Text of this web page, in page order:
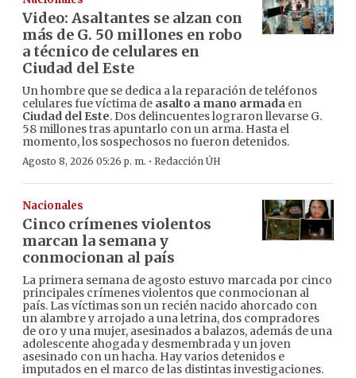
Video: Asaltantes se alzan con
más de G. 50 millones en robo
a técnico de celulares en
Ciudad del Este
Un hombre que se dedica a la reparación de teléfonos
celulares fue víctima de asalto a mano armada en
Ciudad del Este. Dos delincuentes lograron llevarse G.
58 millones tras apuntarlo con un arma. Hasta el
momento, los sospechosos no fueron detenidos.
Agosto 8, 2026 05:26 p. m. · Redacción ÚH
Nacionales
Cinco crímenes violentos
marcan la semana y
conmocionan al país
La primera semana de agosto estuvo marcada por cinco
principales crímenes violentos que conmocionan al
país. Las víctimas son un recién nacido ahorcado con
un alambre y arrojado a una letrina, dos compradores
de oro y una mujer, asesinados a balazos, además de una
adolescente ahogada y desmembrada y un joven
asesinado con un hacha. Hay varios detenidos e
imputados en el marco de las distintas investigaciones.